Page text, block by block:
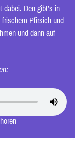
Den gibt’s in
Pfirsich und
und dann auf